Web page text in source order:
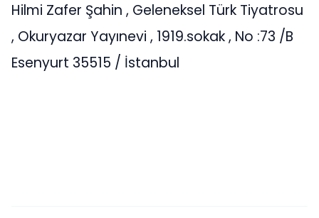
Hilmi Zafer Şahin , Geleneksel Türk Tiyatrosu
, Okuryazar Yayınevi , 1919.sokak , No :73 /B
Esenyurt 35515 / İstanbul